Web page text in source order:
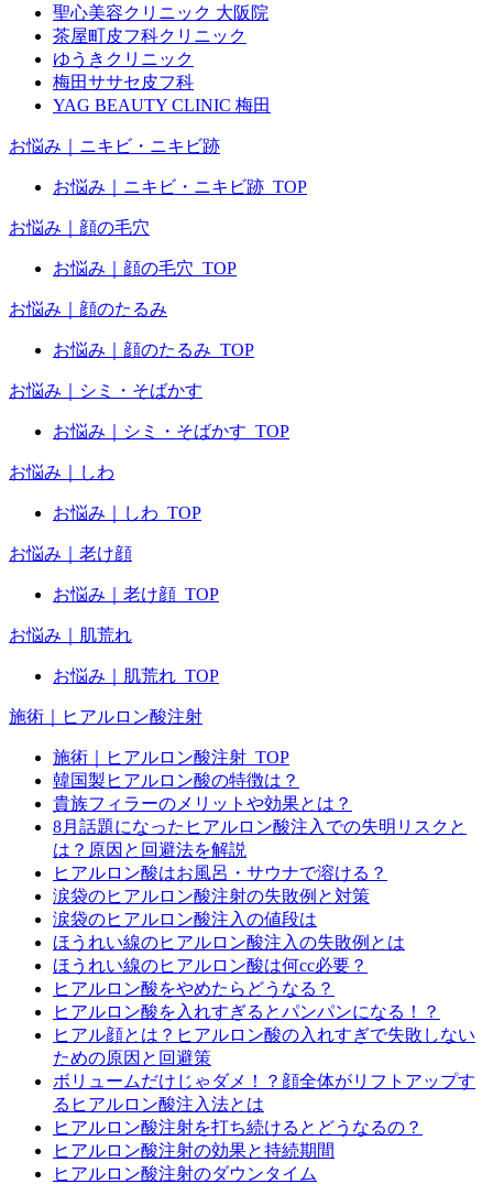
聖心美容クリニック 大阪院
茶屋町皮フ科クリニック
ゆうきクリニック
梅田ササセ皮フ科
YAG BEAUTY CLINIC 梅田
お悩み｜ニキビ・ニキビ跡
お悩み｜ニキビ・ニキビ跡_TOP
お悩み｜顔の毛穴
お悩み｜顔の毛穴_TOP
お悩み｜顔のたるみ
お悩み｜顔のたるみ_TOP
お悩み｜シミ・そばかす
お悩み｜シミ・そばかす_TOP
お悩み｜しわ
お悩み｜しわ_TOP
お悩み｜老け顔
お悩み｜老け顔_TOP
お悩み｜肌荒れ
お悩み｜肌荒れ_TOP
施術｜ヒアルロン酸注射
施術｜ヒアルロン酸注射_TOP
韓国製ヒアルロン酸の特徴は？
貴族フィラーのメリットや効果とは？
8月話題になったヒアルロン酸注入での失明リスクと
は？原因と回避法を解説
ヒアルロン酸はお風呂・サウナで溶ける？
涙袋のヒアルロン酸注射の失敗例と対策
涙袋のヒアルロン酸注入の値段は
ほうれい線のヒアルロン酸注入の失敗例とは
ほうれい線のヒアルロン酸は何cc必要？
ヒアルロン酸をやめたらどうなる？
ヒアルロン酸を入れすぎるとパンパンになる！？
ヒアル顔とは？ヒアルロン酸の入れすぎで失敗しない
ための原因と回避策
ボリュームだけじゃダメ！？顔全体がリフトアップす
るヒアルロン酸注入法とは
ヒアルロン酸注射を打ち続けるとどうなるの？
ヒアルロン酸注射の効果と持続期間
ヒアルロン酸注射のダウンタイム